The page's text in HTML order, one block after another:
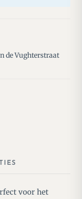
de Vughterstraat
voor het